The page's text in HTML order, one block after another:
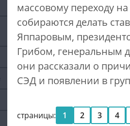
массовому переходу
собираются делать
Яппаровым,
Грибом, генеральным
они рассказали о
СЭД и появлении в
страницы: 1 2 3 4